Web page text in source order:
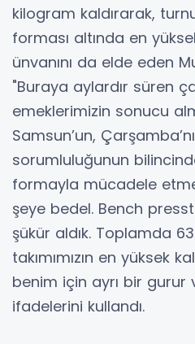
kilogram kaldırarak,
forması altında en
ünvanını da elde eden
"Buraya aylardır süren
emeklerimizin sonucu
Samsun’un,
sorumluluğunun
formayla mücadele
şeye bedel. Bench
şükür aldık. Toplamda
takımımızın en yüksek
benim için ayrı bir gurur
ifadelerini kullandı.